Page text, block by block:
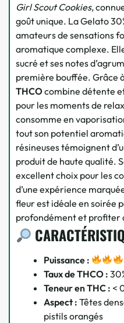
Girl Scout Cookies,
goût unique. La Gelato
amateurs de sensations
aromatique complexe.
sucré et ses notes
première bouffée. Grâce
THCOcombine détente
pour les moments de
consomme en
tout son potentiel
résineuses témoignent
produit de haute qualité.
excellent choix pour les
d’une expérience
fleur est idéale en soirée
profondément et profiter
Puissance :
Taux de THCO :
Teneur en THC : <
Aspect : Têtes
pistils orangés